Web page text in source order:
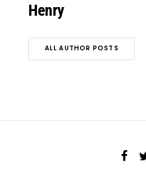
Henry
ALL AUTHOR POSTS